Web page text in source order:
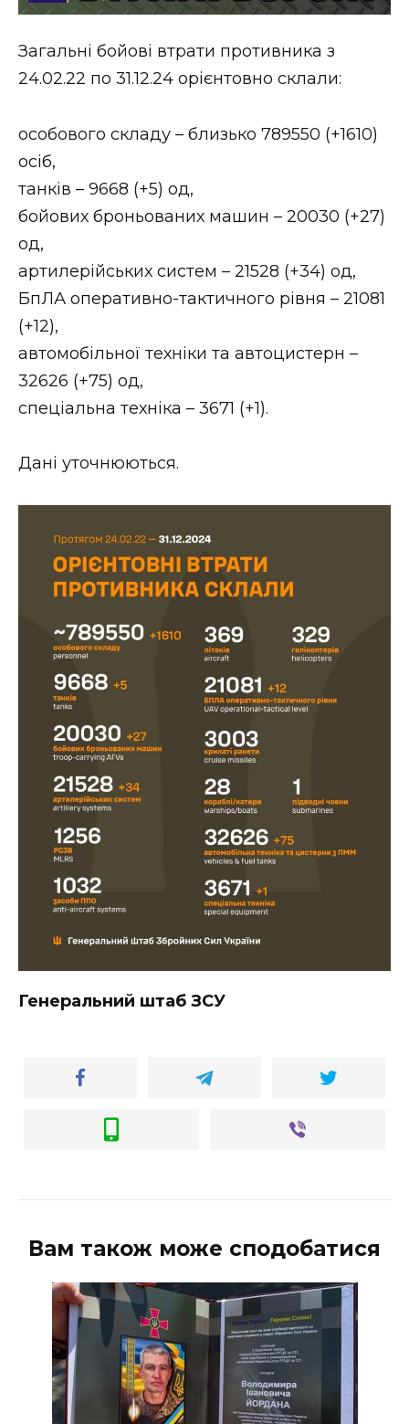
Стиль життя
Втрачений Ужгород
ЗАКАРПАТСЬКІ НОВИНИ
НОВИНИ ЗАХІДНОЇ УКРАЇНИ
ФОТО
ВІДЕО
Загальні бойові втрати противника з
24.02.22 по 31.12.24 орієнтовно склали:
особового складу – близько 789550 (+1610)
осіб,
танків – 9668 (+5) од,
бойових броньованих машин – 20030 (+27)
од,
артилерійських систем – 21528 (+34) од,
БпЛА оперативно-тактичного рівня – 21081
(+12),
автомобільної техніки та автоцистерн –
32626 (+75) од,
спеціальна техніка – 3671 (+1).
Дані уточнюються.
Генеральний штаб ЗСУ
Вам також може сподобатися